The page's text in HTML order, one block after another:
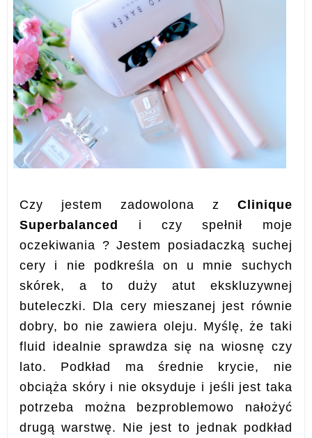
Czy jestem zadowolona z Clinique
Superbalanced
i czy spełnił moje
oczekiwania ? Jestem posiadaczką suchej
cery i nie podkreśla on u mnie suchych
skórek, a to duży atut ekskluzywnej
buteleczki. Dla cery mieszanej jest równie
dobry, bo nie zawiera oleju. Myślę, że taki
fluid idealnie sprawdza się na wiosnę czy
lato. Podkład ma średnie krycie, nie
obciąża skóry i nie oksyduje i jeśli jest taka
potrzeba można bezproblemowo nałożyć
drugą warstwę. Nie jest to jednak podkład